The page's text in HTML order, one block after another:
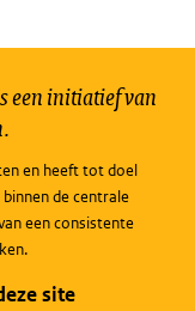
een initiatief van
en heeft tot doel
de centrale
een consistente
site